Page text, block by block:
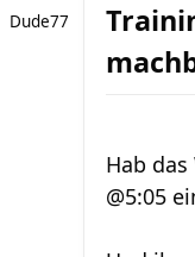
Dude77
Hab
@5:05